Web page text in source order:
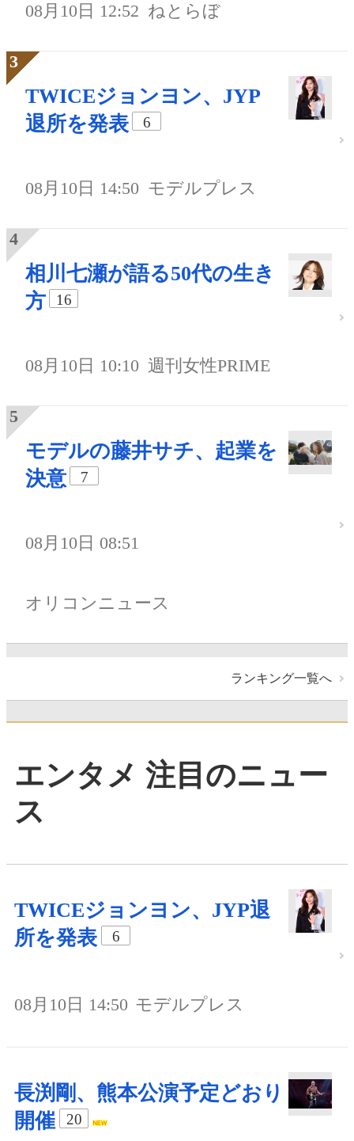
08月10日 12:52 ねとらぼ
TWICEジョンヨン、JYP
退所を発表
6
08月10日 14:50 モデルプレス
相川七瀬が語る50代の生き
方
16
08月10日 10:10 週刊女性PRIME
モデルの藤井サチ、起業を
決意
7
08月10日 08:51
オリコンニュース
ランキング一覧へ
エンタメ 注目のニュー
ス
TWICEジョンヨン、JYP退
所を発表
6
08月10日 14:50 モデルプレス
長渕剛、熊本公演予定どおり
開催
20